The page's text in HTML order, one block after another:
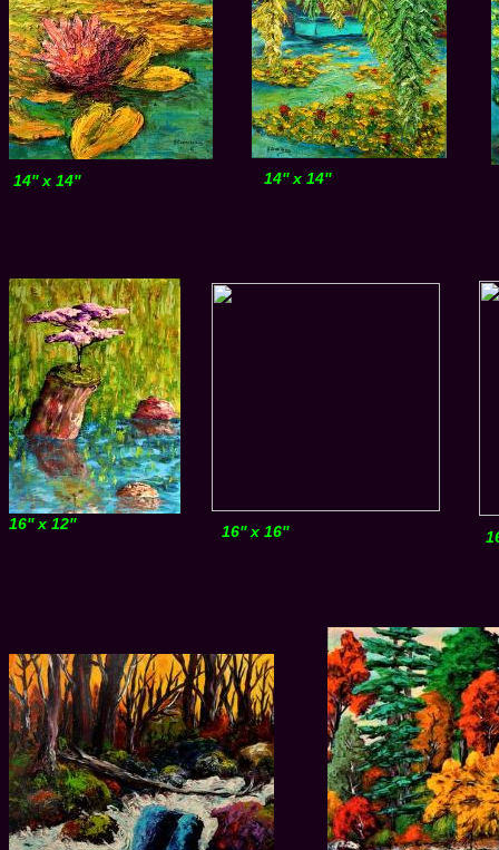
14'' x 14'' 14'' x 14''
16'' x 12'' 16'' x 16''